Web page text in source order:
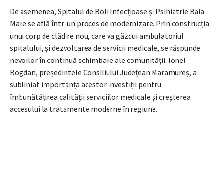
De asemenea, Spitalul de Boli Infecțioase și Psihiatrie Baia
Mare se află într-un proces de modernizare. Prin construcția
unui corp de clădire nou, care va găzdui ambulatoriul
spitalului, și dezvoltarea de servicii medicale, se răspunde
nevoilor în continuă schimbare ale comunității. Ionel
Bogdan, președintele Consiliului Județean Maramureș, a
subliniat importanța acestor investiții pentru
îmbunătățirea calității serviciilor medicale și creșterea
accesului la tratamente moderne în regiune.